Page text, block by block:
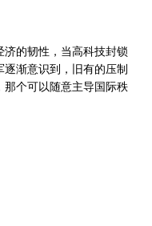
的韧性，当高科技封锁
渐意识到，旧有的压制
个可以随意主导国际秩